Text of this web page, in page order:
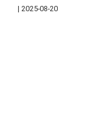
2025-08-20